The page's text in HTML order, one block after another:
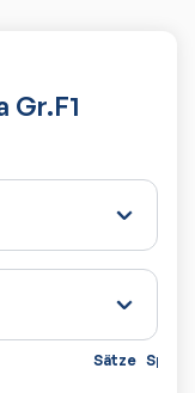
Gr.F1
Sätze Spiele